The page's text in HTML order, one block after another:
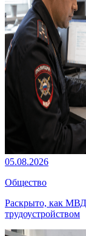
05.08.2026
Общество
Раскрыто, как МВД
трудоустройством